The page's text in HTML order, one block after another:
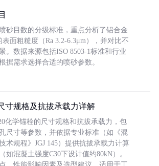
砂目数的分级标准，重点分析了铝合金
表面粗糙度（Ra 3.2-6.3μm），并对比不
。数据来源包括ISO 8503-1标准和行业
据需求选择合适的喷砂参数。
寸规格及抗拔承载力详解
化学锚栓的尺寸规格和抗拔承载力，包
尺寸等参数，并依据专业标准（如《混
术规程》JGJ 145）提供抗拔承载力计算
如混凝土强度C30下设计值约80kN）。